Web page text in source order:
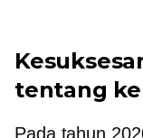
tentang
Pada tahun